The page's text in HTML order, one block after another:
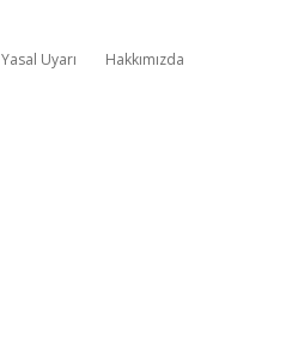
Yasal Uyarı Hakkımızda